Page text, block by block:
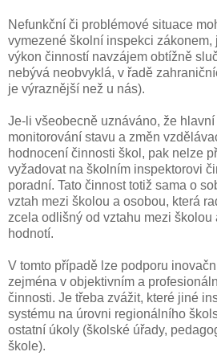
Nefunkční či problémové situace
vymezené školní inspekci
výkon činností navzájem obtížně
nebývá neobvyklá, v řadě
je výraznější než u nás).
Je-li všeobecně uznáváno, že
monitorování stavu a změn
hodnocení činnosti škol, pak nelze
vyžadovat na školním inspektorovi
poradní. Tato činnost totiž sama o
vztah mezi školou a osobou, která
zcela odlišný od vztahu mezi školou
hodnotí.
V tomto případě lze podporu
zejména v objektivním a
činnosti. Je třeba zvážit, které jiné
systému na úrovni regionálního
ostatní úkoly (školské úřady,
škole).